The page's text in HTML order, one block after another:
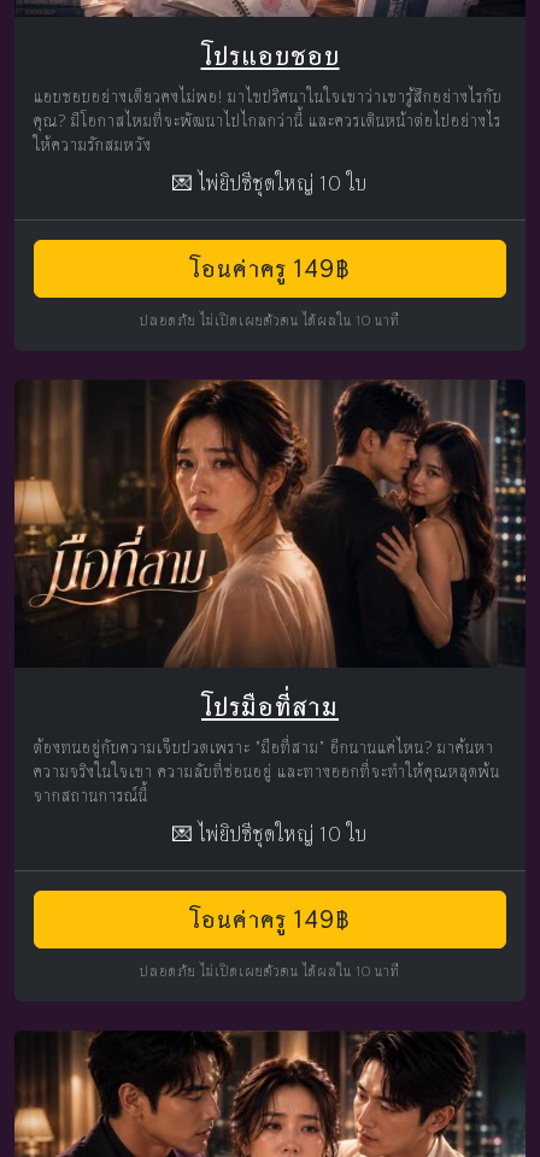
โปรแอบชอบ
แอบชอบอย่างเดียวคงไม่พอ! มาไขปริศนาในใจเขาว่าเขารู้สึกอย่างไรกับ
คุณ? มีโอกาสไหมที่จะพัฒนาไปไกลกว่านี้ และควรเดินหน้าต่อไปอย่างไร
ให้ความรักสมหวัง
💌 ไพ่ยิปซีชุดใหญ่ 10 ใบ
โอนค่าครู 149฿
ปลอดภัย ไม่เปิดเผยตัวตน ได้ผลใน 10 นาที
โปรมือที่สาม
ต้องทนอยู่กับความเจ็บปวดเพราะ "มือที่สาม" อีกนานแค่ไหน? มาค้นหา
ความจริงในใจเขา ความลับที่ซ่อนอยู่ และทางออกที่จะทำให้คุณหลุดพ้น
จากสถานการณ์นี้
💌 ไพ่ยิปซีชุดใหญ่ 10 ใบ
โอนค่าครู 149฿
ปลอดภัย ไม่เปิดเผยตัวตน ได้ผลใน 10 นาที